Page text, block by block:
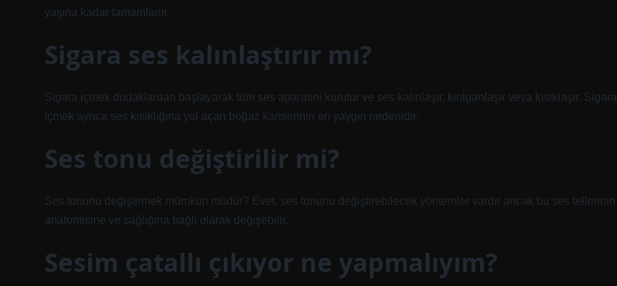
yaşına kadar tamamlanır.
Sigara ses kalınlaştırır mı?
Sigara içmek dudaklardan başlayarak tüm ses aparatını kurutur ve ses kalınlaşır, kırılganlaşır veya kısıklaşır. Sigara
içmek ayrıca ses kısıklığına yol açan boğaz kanserinin en yaygın nedenidir.
Ses tonu değiştirilir mi?
Ses tonunu değiştirmek mümkün müdür? Evet, ses tonunu değiştirebilecek yöntemler vardır ancak bu ses tellerinin
anatomisine ve sağlığına bağlı olarak değişebilir.
Sesim çatallı çıkıyor ne yapmalıyım?